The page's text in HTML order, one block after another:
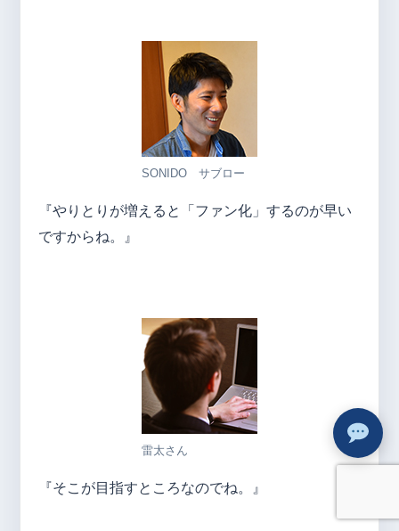
SONIDO サブロー
『やりとりが増えると「ファン化」するのが早い
ですからね。』
雷太さん
『そこが目指すところなのでね。』